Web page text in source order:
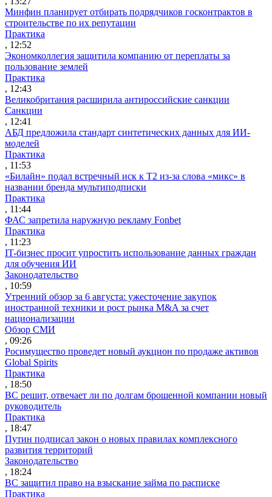
Минфин планирует отбирать подрядчиков госконтрактов в
строительстве по их репутации
Практика
, 12:52
Экономколлегия защитила компанию от переплаты за
пользование землей
Практика
, 12:43
Великобритания расширила антироссийские санкции
Санкции
, 12:41
АБД предложила стандарт синтетических данных для ИИ-
моделей
Практика
, 11:53
«Билайн» подал встречный иск к Т2 из-за слова «микс» в
названии бренда мультиподписки
Практика
, 11:44
ФАС запретила наружную рекламу Fonbet
Практика
, 11:23
IT-бизнес просит упростить использование данных граждан
для обучения ИИ
Законодательство
, 10:59
Утренний обзор за 6 августа: ужесточение закупок
иностранной техники и рост рынка M&A за счет
национализации
Обзор СМИ
, 09:26
Росимущество проведет новый аукцион по продаже активов
Global Spirits
Практика
, 18:50
ВС решит, отвечает ли по долгам брошенной компании новый
руководитель
Практика
, 18:47
Путин подписал закон о новых правилах комплексного
развития территорий
Законодательство
, 18:24
ВС защитил право на взыскание займа по расписке
Практика